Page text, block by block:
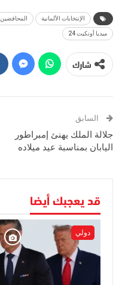
الإنتخابات الألمانية المحافضين
ميديا أونكيت 24
شارك
السابق
جلالة الملك يهنئ إمبراطور
اليابان بمناسبة عيد ميلاده
قد يعجبك أيضا
دولي